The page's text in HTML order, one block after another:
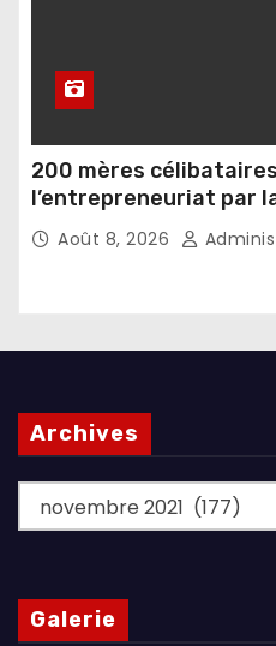
200 mères
l’entrepreneuriat par
Umugiraneza et l’OPDD
Août 8, 2026
Archives
Archives
Galerie